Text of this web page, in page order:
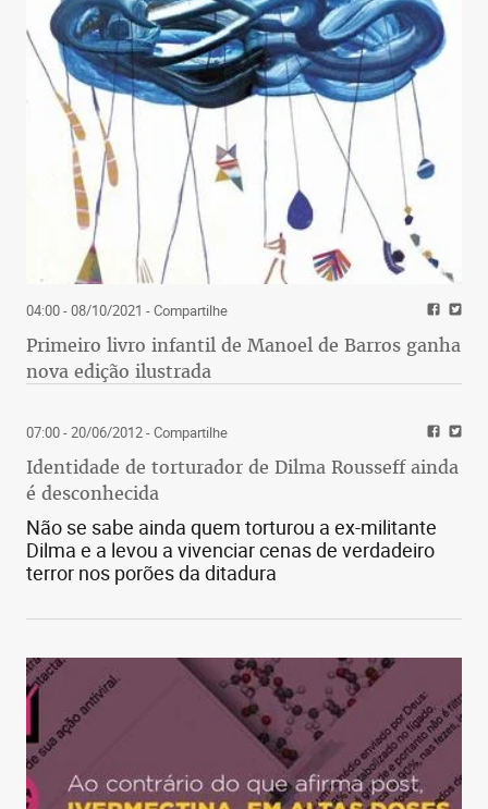
04:00 - 08/10/2021 - Compartilhe
Primeiro livro infantil de Manoel de Barros ganha
nova edição ilustrada
07:00 - 20/06/2012- Compartilhe
Identidade de torturador de Dilma Rousseff ainda
é desconhecida
Não se sabe ainda quem torturou a ex-militante
Dilma e a levou a vivenciar cenas de verdadeiro
terror nos porões da ditadura